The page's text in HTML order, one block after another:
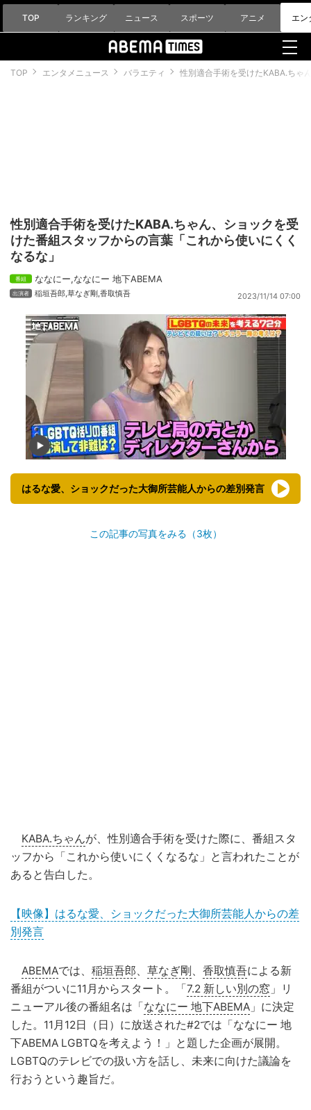
TOP ランキング ニュース スポーツ アニメ エン
TOP エンタメニュース バラエティ 性別適合手術を受けたKABA.ちゃ
性別適合手術を受けたKABA.ちゃん、ショックを受
けた番組スタッフからの言葉「これから使いにくく
なるな」
ななにー,ななにー 地下ABEMA
稲垣吾郎 草なぎ剛 香取慎吾 2023/11/14 07:00
はるな愛、ショックだった大御所芸能人からの差別発言
この記事の写真をみる（3枚）
KABA.ちゃんが、性別適合手術を受けた際に、番組スタ
ッフから「これから使いにくくなるな」と言われたことが
あると告白した。
【映像】はるな愛、ショックだった大御所芸能人からの差
別発言
ABEMAでは、 稲垣吾郎 草なぎ剛 香取慎吾による新
番組がついに11月からスタート。「7.2 新しい別の窓 」リ
ニューアル後の番組名は「ななにー 地下ABEMA 」に決定
した。11月12日（日）に放送された#2では「ななにー 地
下ABEMA LGBTQを考えよう！」と題した企画が展開。
LGBTQのテレビでの扱い方を話し、未来に向けた議論を
行おうという趣旨だ。